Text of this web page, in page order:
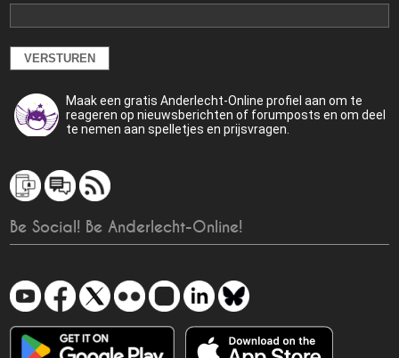
Maak een gratis Anderlecht-Online profiel aan om te
reageren op nieuwsberichten of forumposts en om deel
te nemen aan spelletjes en prijsvragen.
Be Social! Be Anderlecht-Online!